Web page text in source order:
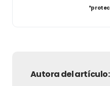
Autora del artículo: